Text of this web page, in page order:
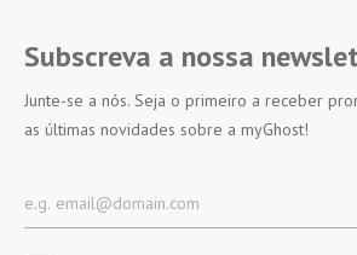
Subscreva a nossa
Junte-se a nós. Seja o primeiro a receber
as últimas novidades sobre a myGhost!